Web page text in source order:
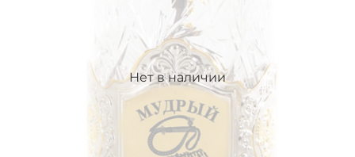
Нет в наличии